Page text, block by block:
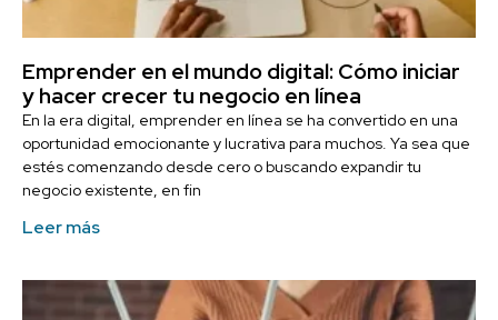
Emprender en el mundo digital: Cómo iniciar
y hacer crecer tu negocio en línea
En la era digital, emprender en línea se ha convertido en una
oportunidad emocionante y lucrativa para muchos. Ya sea que
estés comenzando desde cero o buscando expandir tu
negocio existente, en fin
Leer más